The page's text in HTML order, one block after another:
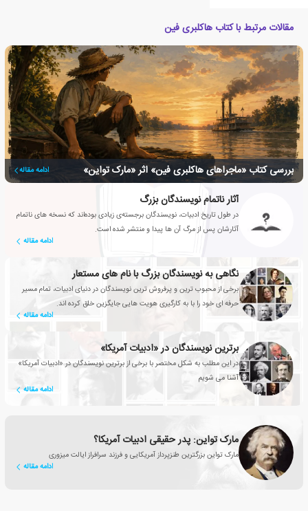
مقالات مرتبط با کتاب هاکلبری فین
بررسی کتاب «ماجراهای هاکلبری فین» اثر «مارک تواین» ادامه مقاله
آثار ناتمام نویسندگان بزرگ
در طول تاریخ ادبیات، نویسندگان برجسته‌ی زیادی بوده‌اند که نسخه های ناتمام
آثارشان پس از مرگ آن ها پیدا و منتشر شده است.
ادامه مقاله
نگاهی به نویسندگان بزرگ با نام های مستعار
برخی از محبوب ترین و پرفروش ترین نویسندگان در دنیای ادبیات، تمام مسیر
حرفه ای خود را با به کارگیری هویت هایی جایگزین خلق کرده اند.
ادامه مقاله
برترین نویسندگان در «ادبیات آمریکا»
در این مطلب به شکل مختصر با برخی از برترین نویسندگان در «ادبیات آمریکا»
آشنا می شویم
ادامه مقاله
مارک تواین: پدر حقیقی ادبیات آمریکا؟
مارک تواین بزرگترین طنزپرداز آمریکایی و فرزند سرافراز ایالت میزوری
ادامه مقاله